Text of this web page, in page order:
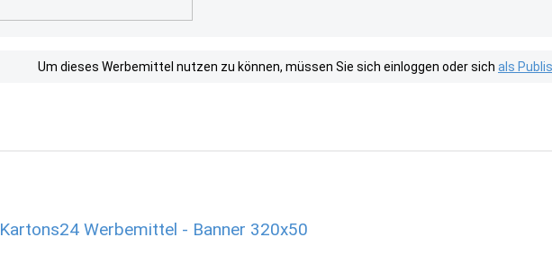
Um dieses Werbemittel nutzen zu können, müssen Sie sich einloggen oder sich als
Kartons24 Werbemittel - Banner 320x50